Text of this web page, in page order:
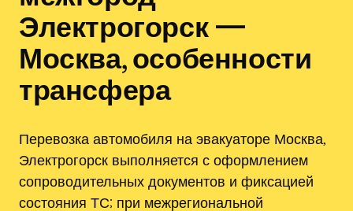
Электрогорск —
Москва, особенности
трансфера
Перевозка автомобиля на эвакуаторе Москва,
Электрогорск выполняется с оформлением
сопроводительных документов и фиксацией
состояния ТС; при межрегиональной